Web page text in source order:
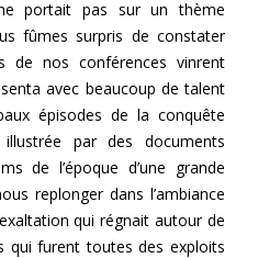
portait pas sur un thème
fûmes surpris de constater
de nos conférences vinrent
avec beaucoup de talent
épisodes de la conquête
par des documents
de l’époque d’une grande
replonger dans l’ambiance
qui régnait autour de
qui furent toutes des exploits